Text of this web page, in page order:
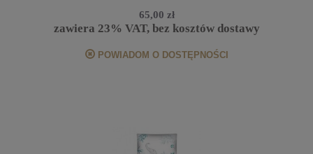
65,00 zł
zawiera 23% VAT, bez kosztów dostawy
POWIADOM O DOSTĘPNOŚCI